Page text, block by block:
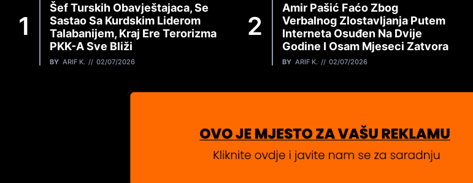
Šef Turskih Obavještajaca, Se
Sastao Sa Kurdskim Liderom
Talabanijem, Kraj Ere Terorizma
PKK-A Sve Bliži
BY ARIF K. 02/07/2026
Amir Pašić Faćo Zbog
Verbalnog Zlostavljanja Putem
Interneta Osuđen Na Dvije
Godine I Osam Mjeseci Zatvora
BY ARIF K. 02/07/2026